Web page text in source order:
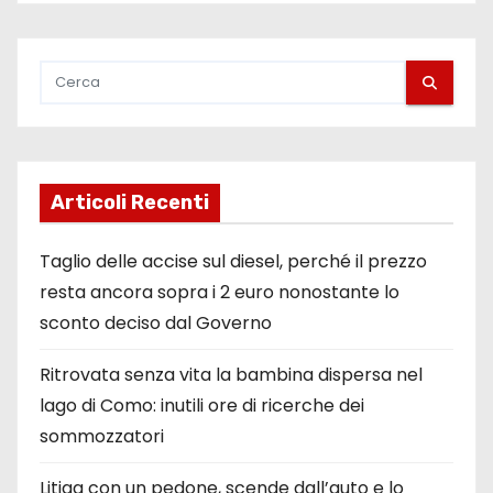
t
i
c
o
l
i
Articoli Recenti
Taglio delle accise sul diesel, perché il prezzo
resta ancora sopra i 2 euro nonostante lo
sconto deciso dal Governo
Ritrovata senza vita la bambina dispersa nel
lago di Como: inutili ore di ricerche dei
sommozzatori